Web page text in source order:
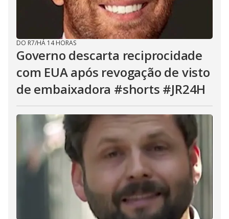
DO R7/HÁ 14 HORAS
Governo descarta reciprocidade
com EUA após revogação de visto
de embaixadora #shorts #JR24H